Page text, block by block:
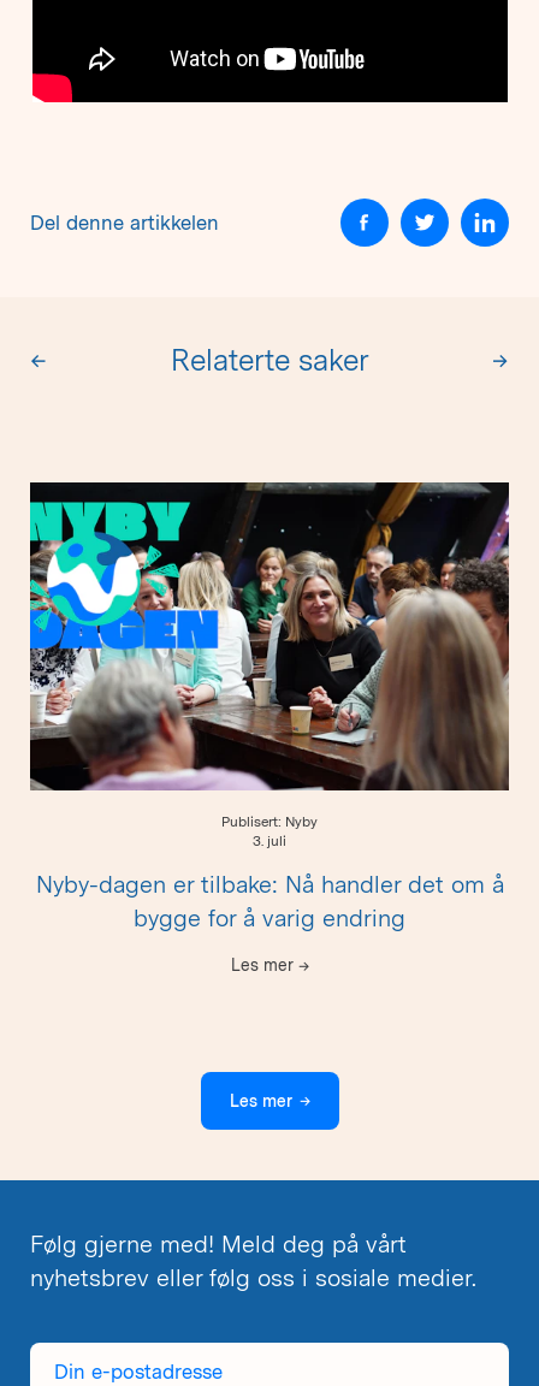
Del denne artikkelen
← Relaterte saker →
Publisert: Nyby
3. juli
Nyby-dagen er tilbake: Nå handler det om å
bygge for å varig endring
Les mer →
Les mer →
Følg gjerne med! Meld deg på vårt
nyhetsbrev eller følg oss i sosiale medier.
Din